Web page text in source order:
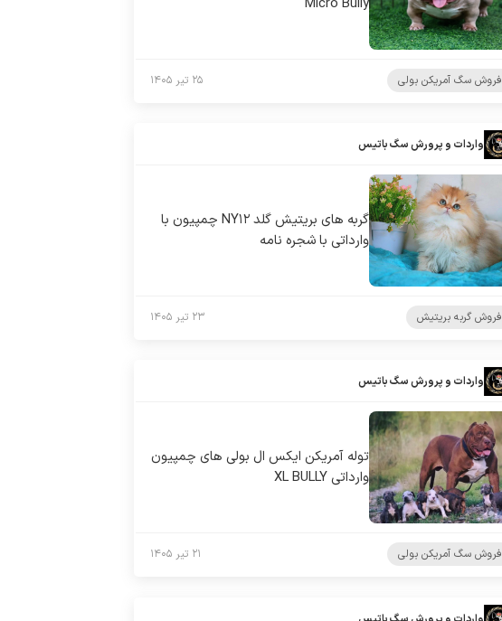
فروش سگ آمریکن بولی ۲۵ تیر ۱۴۰۵
واردات و پرورش سگ باتیس
گربه های بریتیش گلد NY۱۲ چمپیون با
وارداتی با شجره نامه
فروش گربه بریتیش ۲۳ تیر ۱۴۰۵
واردات و پرورش سگ باتیس
توله آمریکن ایکس ال بولی های چمپیون
وارداتی XL BULLY
فروش سگ آمریکن بولی ۲۱ تیر ۱۴۰۵